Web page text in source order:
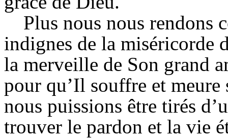
Plus nous nous rendons
indignes de la miséricorde
la merveille de Son grand
pour qu’Il souffre et
nous puissions être tirés
trouver le pardon et la vie